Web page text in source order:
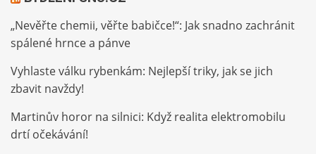
„Nevěřte chemii, věřte babičce!“: Jak snadno zachránit
spálené hrnce a pánve
Vyhlaste válku rybenkám: Nejlepší triky, jak se jich
zbavit navždy!
Martinův horor na silnici: Když realita elektromobilu
drtí očekávání!